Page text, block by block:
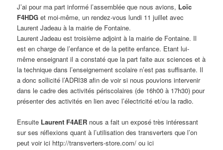
J’ai pour ma part informé l’assemblée que nous avions, Loïc
F4HDG et moi-même, un rendez-vous lundi 11 juillet avec
Laurent Jadeau à la mairie de Fontaine.
Laurent Jadeau est troisième adjoint à la mairie de Fontaine. Il
est en charge de l’enfance et de la petite enfance. Etant lui-
même enseignant il a constaté que la part faite aux sciences et à
la technique dans l’enseignement scolaire n’est pas suffisante. Il
a donc sollicité l’ADRI38 afin de voir si nous pouvions intervenir
dans le cadre des activités périscolaires (de 16h00 à 17h30) pour
présenter des activités en lien avec l’électricité et/ou la radio.
Ensuite Laurent F4AER nous a fait un exposé très intéressant
sur ses réflexions quant à l’utilisation des transverters que l’on
peut voir ici http://transverters-store.com/ ou ici